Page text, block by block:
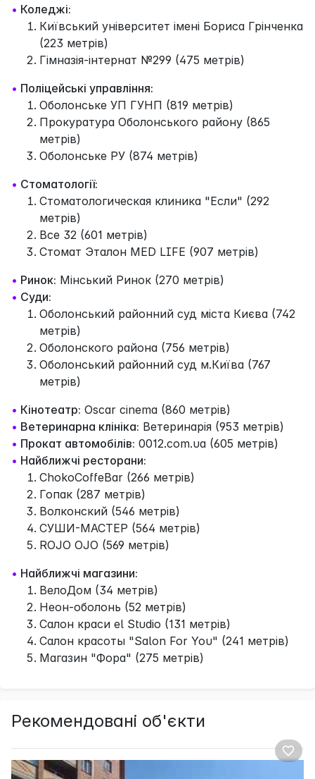
• Коледжі:
Київський університет імені Бориса Грінченка
(223 метрів)
Гімназія-інтернат №299 (475 метрів)
• Поліцейські управління:
Оболонське УП ГУНП (819 метрів)
Прокуратура Оболонського району (865
метрів)
Оболонське РУ (874 метрів)
• Стоматології:
Стоматологическая клиника "Если" (292
метрів)
Все 32 (601 метрів)
Стомат Эталон MED LIFE (907 метрів)
• Ринок: Мінський Ринок (270 метрів)
• Суди:
Оболонський районний суд міста Києва (742
метрів)
Оболонского района (756 метрів)
Оболонський районний суд м.Київа (767
метрів)
• Кінотеатр: Oscar cinema (860 метрів)
• Ветеринарна клініка: Ветеринарія (953 метрів)
• Прокат автомобілів: 0012.com.ua (605 метрів)
• Найближчі ресторани:
ChokoCoffeBar (266 метрів)
Гопак (287 метрів)
Волконский (546 метрів)
СУШИ-МАСТЕР (564 метрів)
ROJO OJO (569 метрів)
• Найближчі магазини:
ВелоДом (34 метрів)
Неон-оболонь (52 метрів)
Салон краси el Studio (131 метрів)
Салон красоты "Salon For You" (241 метрів)
Магазин "Фора" (275 метрів)
Рекомендовані об'єкти